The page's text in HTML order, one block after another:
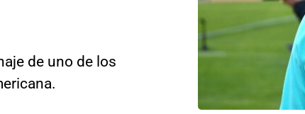
de uno de los